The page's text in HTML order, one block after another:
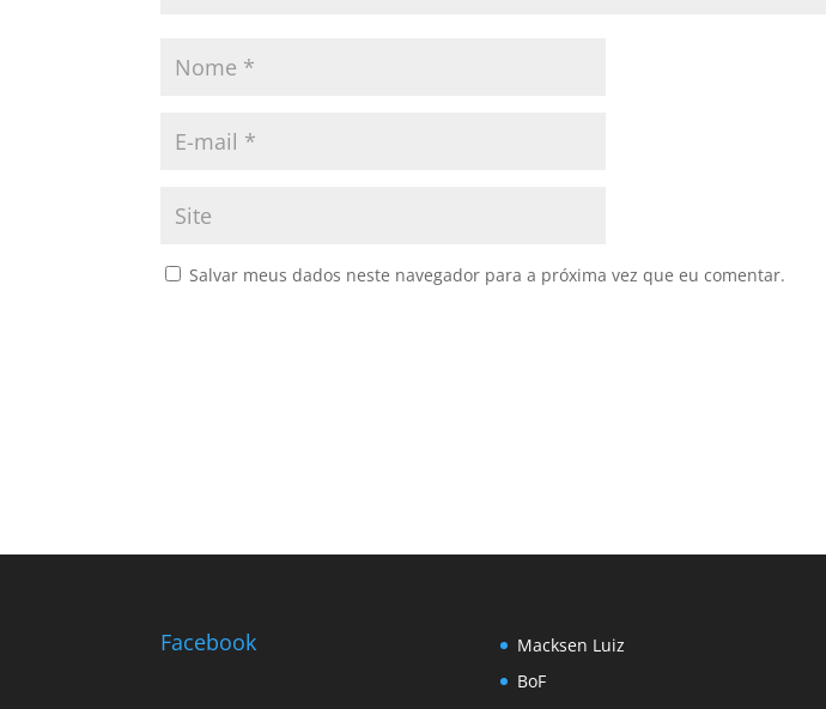
Salvar meus dados neste navegador para a próxima vez que eu comentar.
Facebook
Macksen Luiz
BoF